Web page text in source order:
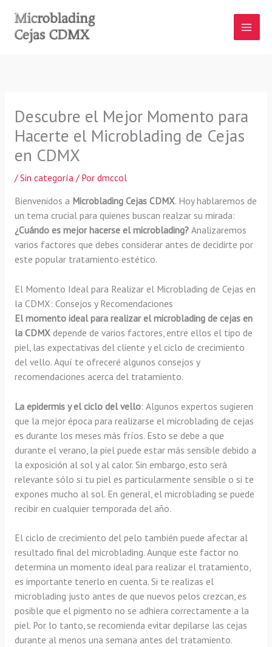
contenido
Descubre el Mejor Momento para
Hacerte el Microblading de Cejas
en CDMX
/Sin categoría / Por dmccol
Bienvenidos a Microblading Cejas CDMX. Hoy hablaremos de
un tema crucial para quienes buscan realzar su mirada:
¿Cuándo es mejor hacerse el microblading?Analizaremos
varios factores que debes considerar antes de decidirte por
este popular tratamiento estético.
El Momento Ideal para Realizar el Microblading de Cejas en
la CDMX: Consejos y Recomendaciones
El momento ideal para realizar el microblading de cejas en
la CDMXdepende de varios factores, entre ellos el tipo de
piel, las expectativas del cliente y el ciclo de crecimiento
del vello. Aquí te ofreceré algunos consejos y
recomendaciones acerca del tratamiento.
La epidermis y el ciclo del vello: Algunos expertos sugieren
que la mejor época para realizarse el microblading de cejas
es durante los meses más fríos. Esto se debe a que
durante el verano, la piel puede estar más sensible debido a
la exposición al sol y al calor. Sin embargo, esto será
relevante sólo si tu piel es particularmente sensible o si te
expones mucho al sol. En general, el microblading se puede
recibir en cualquier temporada del año.
El ciclo de crecimiento del pelo también puede afectar al
resultado final del microblading. Aunque este factor no
determina un momento ideal para realizar el tratamiento,
es importante tenerlo en cuenta. Si te realizas el
microblading justo antes de que nuevos pelos crezcan, es
posible que el pigmento no se adhiera correctamente a la
piel. Por lo tanto, se recomienda evitar depilarse las cejas
durante al menos una semana antes del tratamiento.